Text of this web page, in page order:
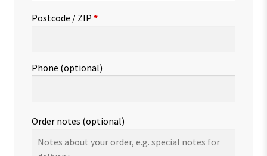
Postcode / ZIP *
Phone (optional)
Order notes (optional)